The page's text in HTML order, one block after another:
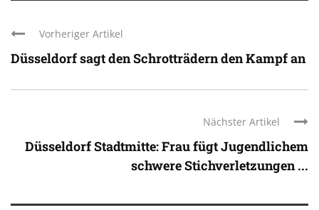
Vorheriger Artikel
Düsseldorf sagt den Schrotträdern den Kampf an
Nächster Artikel
Düsseldorf Stadtmitte: Frau fügt Jugendlichem
schwere Stichverletzungen ...